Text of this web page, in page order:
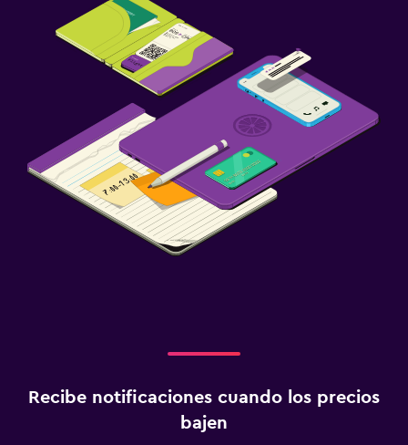
Periquera
Enchufe cerca de la cama
Armario o clóset
Actividades
Senderismo
Juegos de mesa/rompecabezas
Estacionamiento y transporte
Recibe notificaciones cuando los precios
bajen